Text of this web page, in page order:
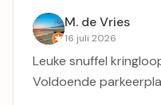
M. de Vries
16 juli 2026
Leuke snuffel
Voldoende